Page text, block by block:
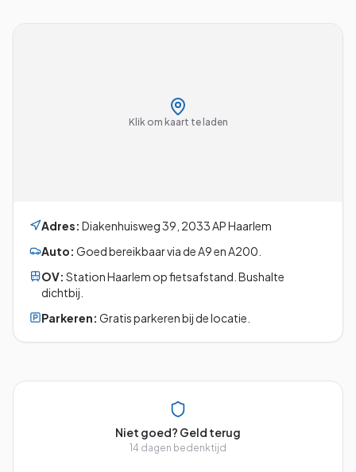
Klik om kaart te laden
Adres: Diakenhuisweg 39 2033 APHaarlem
Auto: Goed bereikbaar via de A9 en A200.
OV: Station Haarlem op fietsafstand. Bushalte
dichtbij.
Parkeren: Gratis parkeren bij de locatie.
Niet goed? Geld terug
14 dagen bedenktijd